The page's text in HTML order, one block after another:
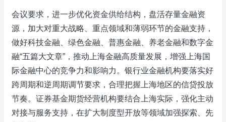
会议要求，进一步优化资金供给结构，盘活存量金融资
源，加大对重大战略、重点领域和薄弱环节的金融支持，
做好科技金融、绿色金融、普惠金融、养老金融和数字金
融“五篇大文章”，推动上海金融高质量发展，增强上海国
际金融中心的竞争力和影响力。银行业金融机构要落实好
跨周期和逆周期调节要求，合理把握上海地区的信贷投放
节奏。证券基金期货经营机构要结合上海实际，强化主动
对接与服务支持，在扩大制度型开放等领域加强探索、先